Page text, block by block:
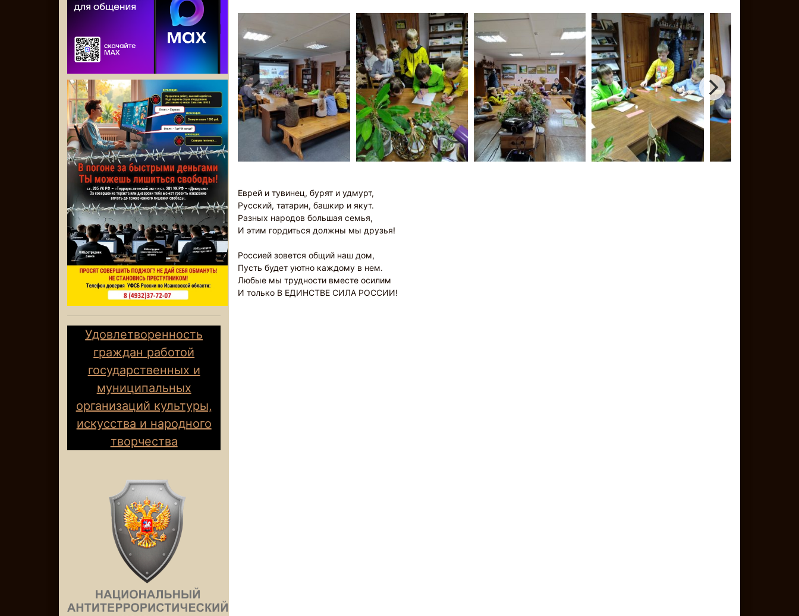
Удовлетворенность
граждан работой
государственных и
муниципальных
организаций культуры,
искусства и народного
творчества
Еврей и тувинец, бурят и удмурт,
Русский, татарин, башкир и якут.
Разных народов большая семья,
И этим гордиться должны мы друзья!
Россией зовется общий наш дом,
Пусть будет уютно каждому в нем.
Любые мы трудности вместе осилим
И только В ЕДИНСТВЕ СИЛА РОССИИ!